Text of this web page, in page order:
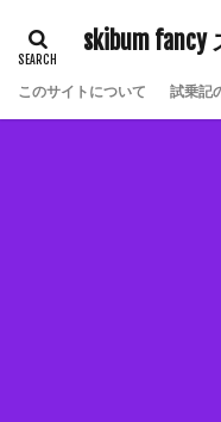
skibum
このサイトについて 試乗記